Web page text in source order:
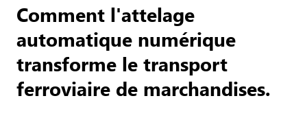
Comment l'attelage
automatique numérique
transforme le transport
ferroviaire de marchandises.